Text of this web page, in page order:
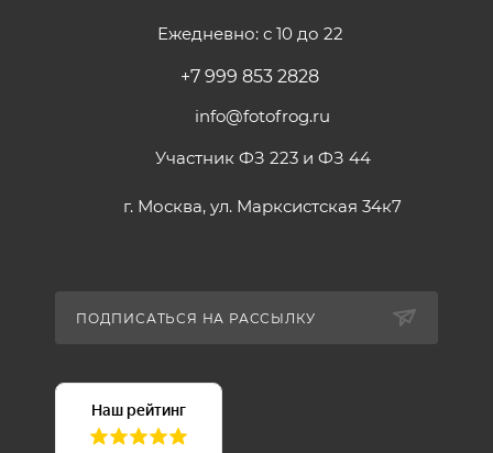
Ежедневно: с 10 до 22
+7 999 853 2828
info@fotofrog.ru
Участник ФЗ 223 и ФЗ 44
г. Москва, ул. Марксистская 34к7
ПОДПИСАТЬСЯ НА РАССЫЛКУ